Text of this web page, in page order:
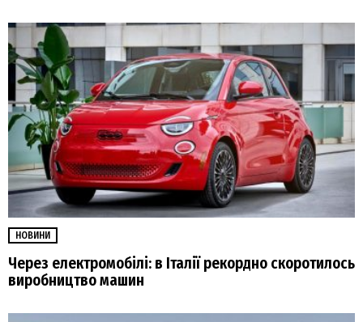
НОВИНИ
Через електромобілі: в Італії рекордно скоротилось
виробництво машин